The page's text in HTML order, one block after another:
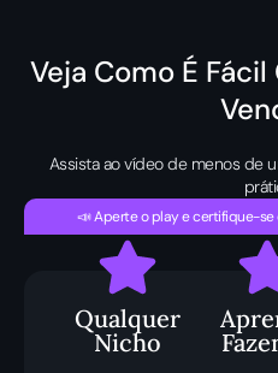
Veja Como É
Assista ao vídeo de menos de
📣 Aperte o play e certifique-
Qualquer
Nicho